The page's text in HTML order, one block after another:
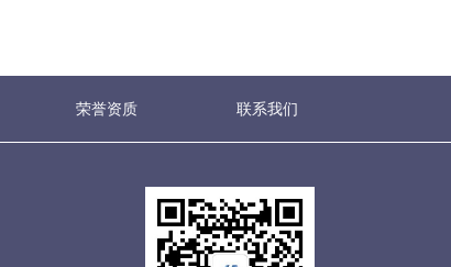
荣誉资质 联系我们